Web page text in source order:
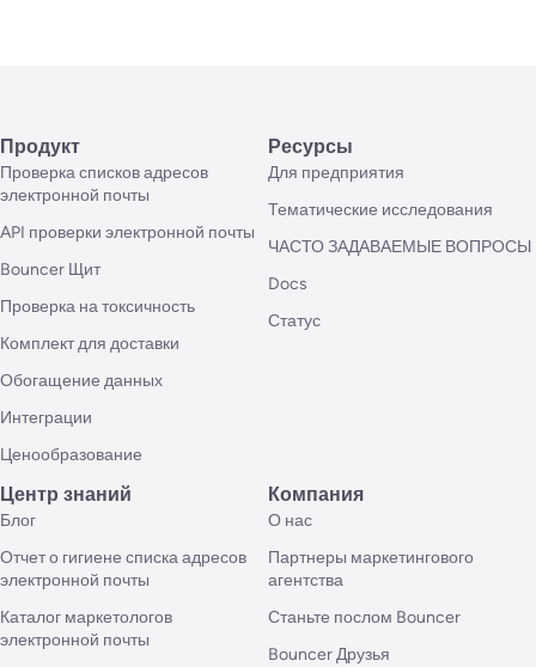
Продукт
Проверка списков адресов
электронной почты
API проверки электронной почты
Bouncer Щит
Проверка на токсичность
Комплект для доставки
Обогащение данных
Интеграции
Ценообразование
Ресурсы
Для предприятия
Тематические исследования
ЧАСТО ЗАДАВАЕМЫЕ ВОПРОСЫ
Docs
Статус
Центр знаний
Блог
Отчет о гигиене списка адресов
электронной почты
Каталог маркетологов
электронной почты
Компания
О нас
Партнеры маркетингового
агентства
Станьте послом Bouncer
Bouncer Друзья